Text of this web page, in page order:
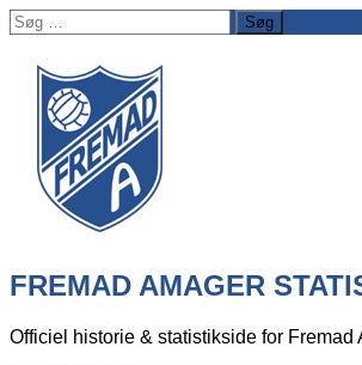
Søg
efter:
FREMAD AMAGER
Officiel historie & statistikside for Fremad